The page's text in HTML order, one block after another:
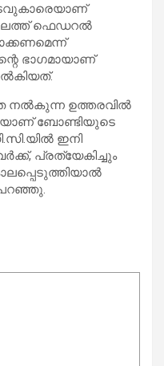
ഫെഡറൽ
ഭാഗമായാണ്
നൽകുന്ന ഉത്തരവിൽ
ബോണ്ടിയുടെ
ഇനി
പ്രത്യേകിച്ചും